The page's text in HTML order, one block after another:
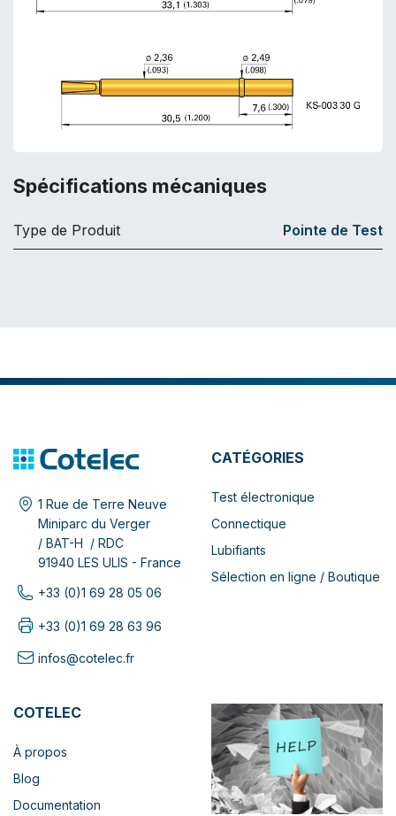
Spécifications mécaniques
Type de Produit Pointe de Test
1 Rue de Terre Neuve
Miniparc du Verger
/ BAT-H / RDC
91940 LES ULIS - France
+33 (0)1 69 28 05 06
+33 (0)1 69 28 63 96
infos@cotelec.fr
CATÉGORIES
Test électronique
Connectique
Lubifiants
Sélection en ligne / Boutique
COTELEC
À propos
Blog
Documentation